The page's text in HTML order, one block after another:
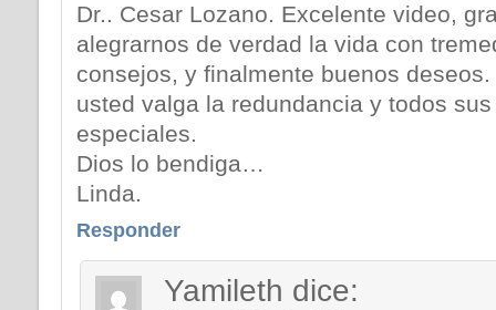
Dr.. Cesar Lozano. Excelente video,
alegrarnos de verdad la vida con
consejos, y finalmente buenos
usted valga la redundancia y todos
especiales.
Dios lo bendiga…
Linda.
Responder
Yamileth dice: